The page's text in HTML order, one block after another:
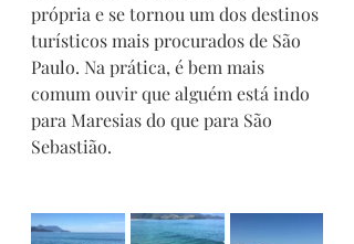
própria e se tornou um dos destinos
turísticos mais procurados de São
Paulo. Na prática, é bem mais
comum ouvir que alguém está indo
para Maresias do que para São
Sebastião.